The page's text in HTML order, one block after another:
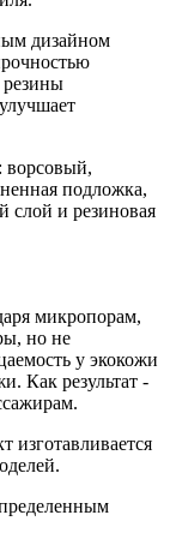
дизайном
ворсовый,
подложка,
слой и резиновая
микропорам,
но не
у экокожи
Как результат -